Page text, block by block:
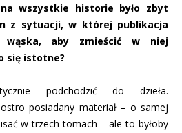
wszystkie historie było zbyt
z sytuacji, w której publikacja
wąska, aby zmieścić w niej
się istotne?
podchodzić do dzieła.
posiadany materiał – o samej
w trzech tomach – ale to byłoby